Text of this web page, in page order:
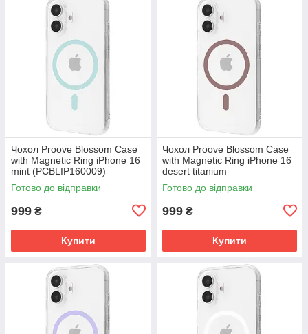
Чохол Proove Blossom Case
with Magnetic Ring iPhone 16
mint (PCBLIP160009)
Готово до відправки
999 ₴
Купити
Чохол Proove Blossom Case
with Magnetic Ring iPhone 16
desert titanium
(PCBLIP160033)
Готово до відправки
999 ₴
Купити